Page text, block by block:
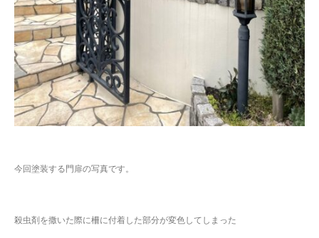
今回塗装する門扉の写真です。
殺虫剤を撒いた際に柵に付着した部分が変色してしまった